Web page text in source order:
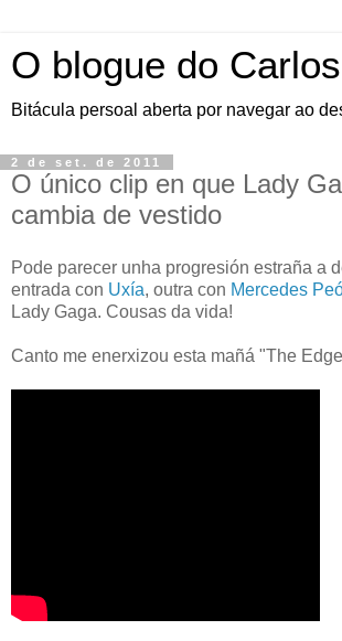
O blogue do
Bitácula persoal aberta por navegar ao
2 de set. de 2011
O único clip en que Lady
cambia de vestido
Pode parecer unha progresión estraña a
entrada con Uxía, outra con Mercedes
Lady Gaga. Cousas da vida!
Canto me enerxizou esta mañá "The